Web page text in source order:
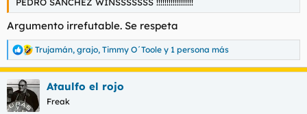
Argumento irrefutable. Se respeta
R
e
a
c
c
i
Trujamán, grajo, Timmy O´Toole y 1 persona más
Ataulfo el rojo
Freak